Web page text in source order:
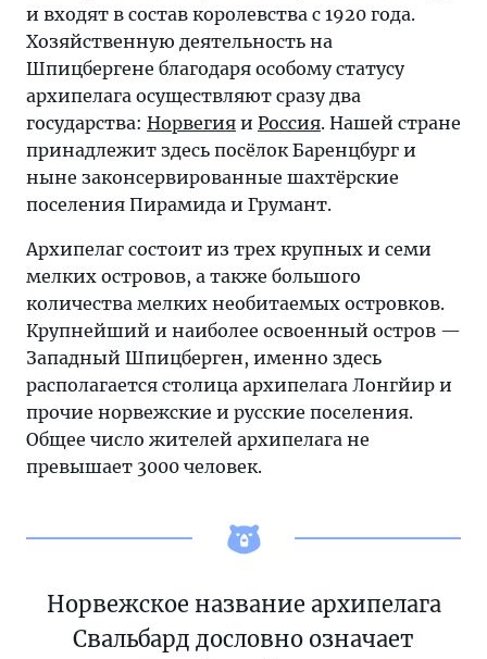
и входят в состав королевства с 1920 года.
Хозяйственную деятельность на
Шпицбергене благодаря особому статусу
архипелага осуществляют сразу два
государства: Норвегия и Россия. Нашей стране
принадлежит здесь посёлок Баренцбург и
ныне законсервированные шахтёрские
поселения Пирамида и Грумант.
Архипелаг состоит из трех крупных и семи
мелких островов, а также большого
количества мелких необитаемых островков.
Крупнейший и наиболее освоенный остров —
Западный Шпицберген, именно здесь
располагается столица архипелага Лонгйир и
прочие норвежские и русские поселения.
Общее число жителей архипелага не
превышает 3000 человек.
Норвежское название архипелага
Свальбард дословно означает